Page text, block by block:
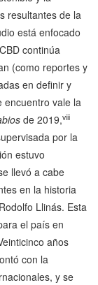
resultantes de la
está enfocado
continúa
(como reportes y
en definir y
encuentro vale la
de 2019,viii
por la
estuvo
llevó a cabe
en la historia
Llinás. Esta
el país en
años
con la
y se